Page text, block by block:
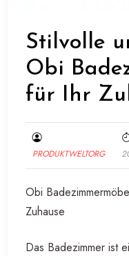
Stilvolle
Obi
für Ihr
PRODUKTWELTORG
Obi
Zuhause
Das Badezimmer ist